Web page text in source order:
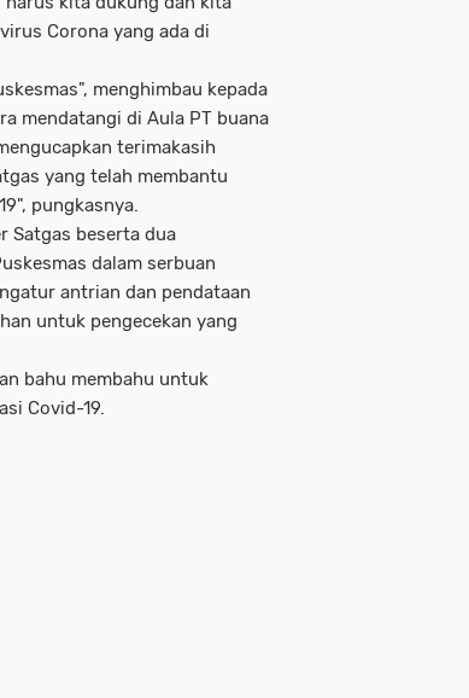
Corona yang ada di
menghimbau kepada
mendatangi di Aula PT buana
terimakasih
yang telah membantu
pungkasnya.
Satgas beserta dua
dalam serbuan
antrian dan pendataan
untuk pengecekan yang
bahu membahu untuk
Covid-19.